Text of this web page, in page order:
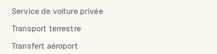
Service de voiture privée
Transport terrestre
Transfert aéroport